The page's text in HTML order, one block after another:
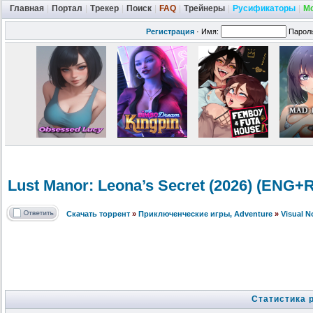
Главная Портал Трекер Поиск FAQ Трейнеры Русификаторы
Регистрация · Имя:
Lust Manor: Leona’s Secret (2026)
Скачать торрент » Приключенческие игры, Adventure » Visual
Статистика